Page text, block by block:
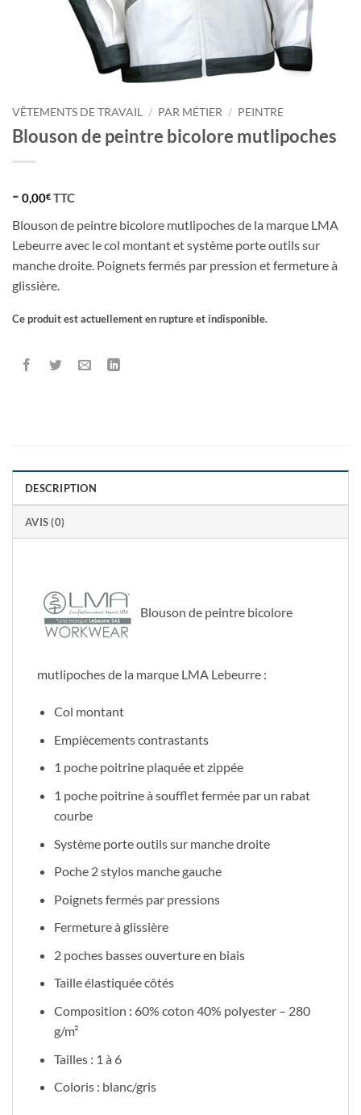
VÊTEMENTS DE TRAVAIL / PAR MÉTIER / PEINTRE
Blouson de peintre bicolore mutlipoches
- 0,00€ TTC
Blouson de peintre bicolore mutlipoches de la marque LMA
Lebeurre avec le col montant et système porte outils sur
manche droite. Poignets fermés par pression et fermeture à
glissière.
Ce produit est actuellement en rupture et indisponible.
DESCRIPTION
AVIS (0)
Blouson de peintre bicolore
mutlipoches de la marque LMA Lebeurre :
Col montant
Empiècements contrastants
1 poche poitrine plaquée et zippée
1 poche poitrine à soufflet fermée par un rabat
courbe
Système porte outils sur manche droite
Poche 2 stylos manche gauche
Poignets fermés par pressions
Fermeture à glissière
2 poches basses ouverture en biais
Taille élastiquée côtés
Composition : 60% coton 40% polyester – 280
g/m²
Tailles : 1 à 6
Coloris : blanc/gris